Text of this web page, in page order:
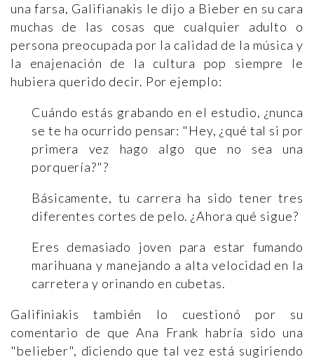
una farsa, Galifianakis le dijo a Bieber en su cara
muchas de las cosas que cualquier adulto o
persona preocupada por la calidad de la música y
la enajenación de la cultura pop siempre le
hubiera querido decir. Por ejemplo:
Cuándo estás grabando en el estudio, ¿nunca
se te ha ocurrido pensar: "Hey, ¿qué tal si por
primera vez hago algo que no sea una
porquería?"?
Básicamente, tu carrera ha sido tener tres
diferentes cortes de pelo. ¿Ahora qué sigue?
Eres demasiado joven para estar fumando
marihuana y manejando a alta velocidad en la
carretera y orinando en cubetas.
Galifiniakis también lo cuestionó por su
comentario de que Ana Frank habría sido una
"belieber", diciendo que tal vez está sugiriendo